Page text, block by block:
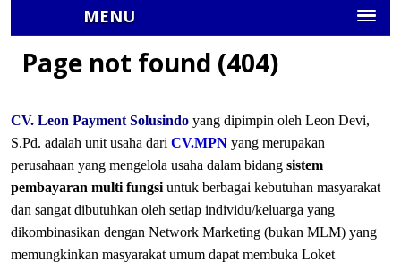
CV. Leon Payment Solusindo yang dipimpin oleh Leon Devi,
S.Pd. adalah unit usaha dari CV.MPN yang merupakan
perusahaan yang mengelola usaha dalam bidang sistem
pembayaran multi fungsi untuk berbagai kebutuhan masyarakat
dan sangat dibutuhkan oleh setiap individu/keluarga yang
dikombinasikan dengan Network Marketing (bukan MLM) yang
memungkinkan masyarakat umum dapat membuka Loket